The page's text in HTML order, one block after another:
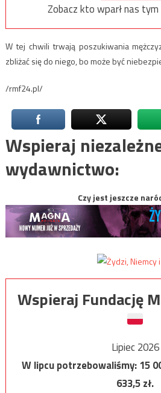
Zobacz kto wparł nas tym
W tej chwili trwają poszukiwania
zbliżać się do niego, bo może być
/rmf24.pl/
Wspieraj
wydawnictwo:
Czy jest jeszcze
Wspieraj Fundację
Lipiec 2026
W lipcu potrzebowaliśmy:15
633,5zł.